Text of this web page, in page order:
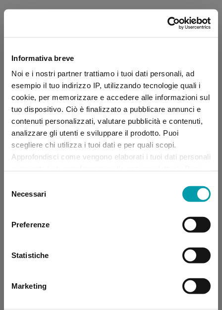
Informativa breve
Noi e i nostri partner trattiamo i tuoi dati personali, ad
esempio il tuo indirizzo IP, utilizzando tecnologie quali i
cookie, per memorizzare e accedere alle informazioni sul
tuo dispositivo. Ciò è finalizzato a pubblicare annunci e
contenuti personalizzati, valutare pubblicità e contenuti,
analizzare gli utenti e sviluppare il prodotto. Puoi
scegliere chi utilizza i tuoi dati e per quali scopi.
Approfondisci come vengono elaborati i tuoi dati personali
momento dalla Dichiarazione sui “
delNecessari
Preferenze
Statistiche
Marketing
Application error: a client-side exception has occurred (see the
browser console for more information)